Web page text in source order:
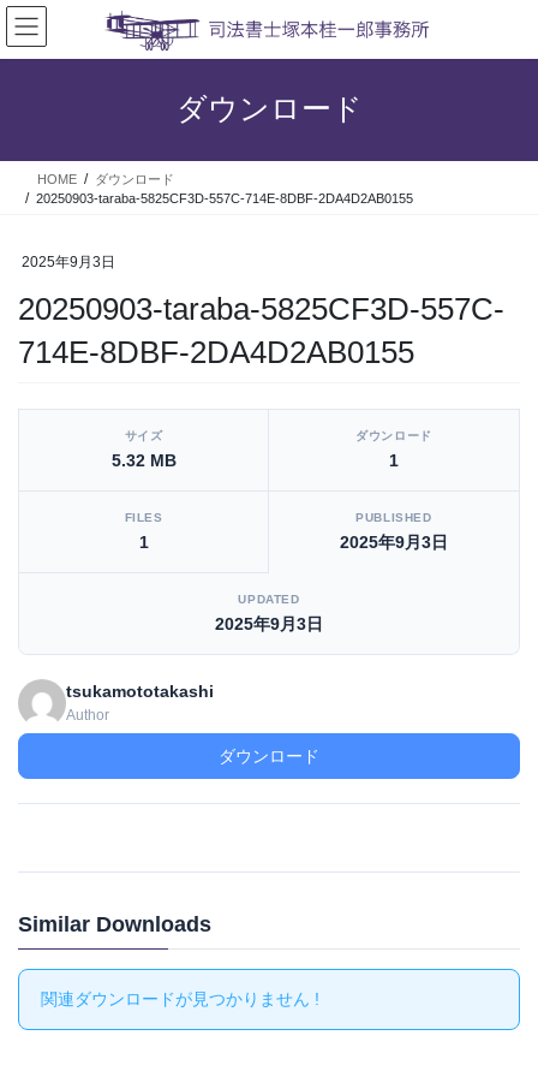
コ
ン
テ
ス
ナ
ビ
ゲ
ン
ダウンロード
HOME
ダウンロード
20250903-taraba-5825CF3D-557C-714E-8DBF-2DA4D2AB0155
2025年9月3日
20250903-taraba-5825CF3D-557C-
714E-8DBF-2DA4D2AB0155
[video_player_1200x800]
サイズ
5.32 MB
ダウンロード
1
FILES
1
PUBLISHED
2025年9月3日
UPDATED
2025年9月3日
tsukamototakashi
Author
ダウンロード
Similar Downloads
関連ダウンロードが見つかりません !